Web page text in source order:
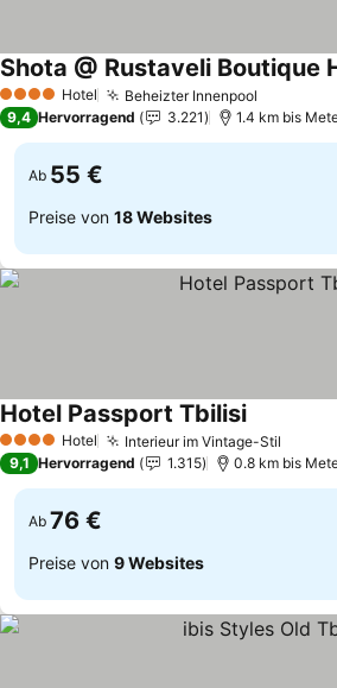
4 Sterne Hotel Beheizter Innenpool
Shota @ Rustaveli Boutique
9,4 Hervorragend 3.221 1.4 km bis
Ab 55 €
Preise von 18 Websites
4 Sterne Hotel Interieur im Vintage-Stil
Hotel Passport Tbilisi
9,1 Hervorragend 1.315 0.8 km bis
Ab 76 €
Preise von 9 Websites